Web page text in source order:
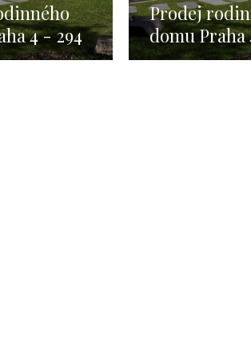
4 - 294
Prodej
domu Praha
m2